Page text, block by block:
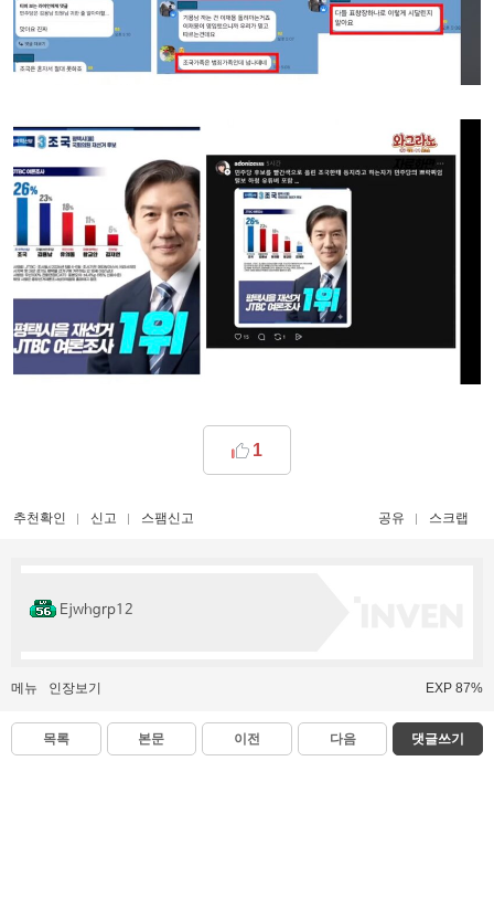
1
추천확인 신고 스팸신고 공유 스크랩
Ejwhgrp12
메뉴 인장보기 EXP 87%
목록 본문 이전 다음 댓글쓰기